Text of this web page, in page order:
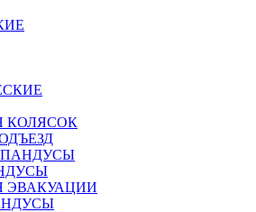
КОЛЯСОК
ЭВАКУАЦИИ